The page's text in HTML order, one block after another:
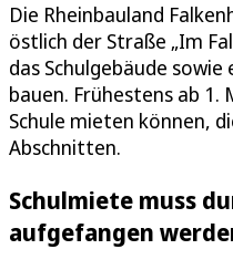
Die Rheinbauland
östlich der Straße „Im
das Schulgebäude
bauen. Frühestens ab 1.
Schule mieten können,
Abschnitten.
Schulmiete muss
aufgefangen